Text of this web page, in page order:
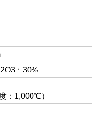
：30%
：1,000℃）